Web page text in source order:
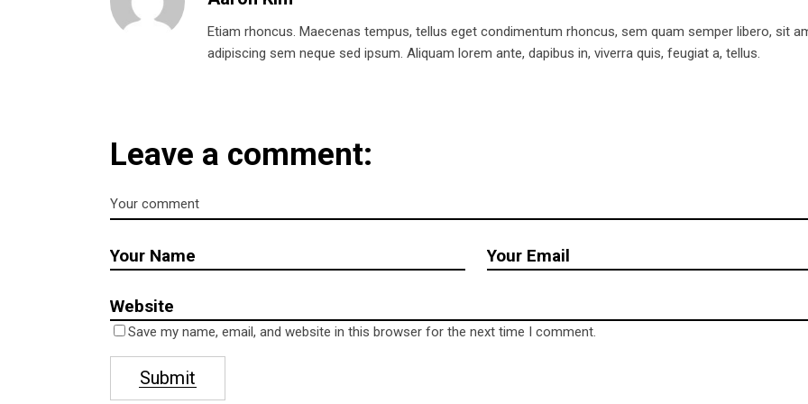
Etiam rhoncus. Maecenas tempus, tellus eget condimentum rhoncus, sem quam semper libero, sit
adipiscing sem neque sed ipsum. Aliquam lorem ante, dapibus in, viverra quis, feugiat a, tellus.
Leave a comment:
Save my name, email, and website in this browser for the next time I comment.
Submit
Hello! Contact us
Address
16307 Mescherin OT Rosow
0176 61 09 66 04
Impressum